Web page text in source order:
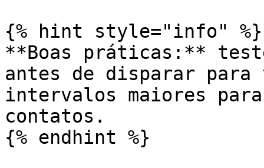
{% hint style="info" %}
**Boas práticas:**
antes de disparar
intervalos maiores
contatos.
{% endhint %}